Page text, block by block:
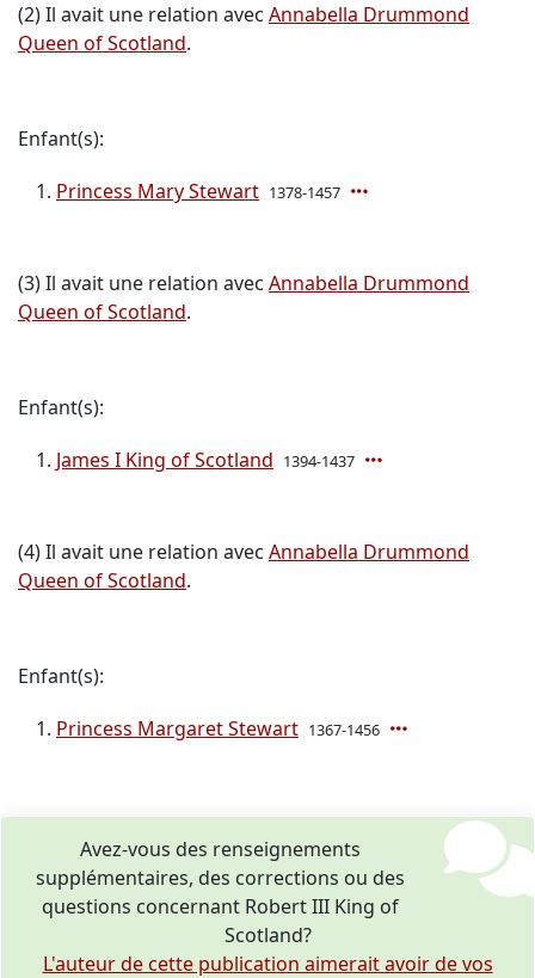
(2) Il avait une relation avec Annabella Drummond
Queen of Scotland.
Enfant(s):
Princess Mary Stewart 1378-1457
(3) Il avait une relation avec Annabella Drummond
Queen of Scotland.
Enfant(s):
James I King of Scotland 1394-1437
(4) Il avait une relation avec Annabella Drummond
Queen of Scotland.
Enfant(s):
Princess Margaret Stewart 1367-1456
Avez-vous des renseignements
supplémentaires, des corrections ou des
questions concernant Robert III King of
Scotland?
L'auteur de cette publication aimerait avoir de vos